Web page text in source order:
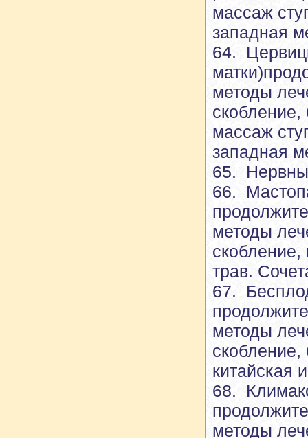
массаж
западная
64.
методы
массаж
западная
65.
66.
методы
трав.
67.
методы
китайская
68.
методы